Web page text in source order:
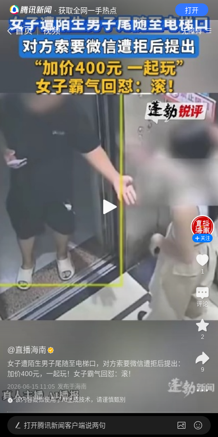
· 获取全网一手热点 打开
首页 视频 无障碍
@直播海南
女子遭陌生男子尾随至电梯口，对方索要微信遭拒后提出：
加价400元，一起玩！女子霸气回怼：滚！
2026-06-15 11:05 发布于海南
该内容疑似使用了AI生成技术，请谨慎甄别
关注
1
评论
2
9
打开腾讯新闻客户端说两句